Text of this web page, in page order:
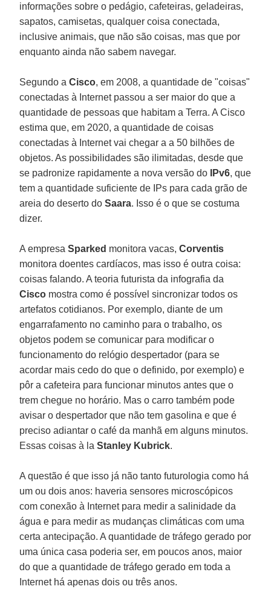
informações sobre o pedágio, cafeteiras, geladeiras,
sapatos, camisetas, qualquer coisa conectada,
inclusive animais, que não são coisas, mas que por
enquanto ainda não sabem navegar.
Segundo aCisco, em 2008, a quantidade de "coisas"
conectadas à Internet passou a ser maior do que a
quantidade de pessoas que habitam a Terra. A Cisco
estima que, em 2020, a quantidade de coisas
conectadas à Internet vai chegar a a 50 bilhões de
objetos. As possibilidades são ilimitadas, desde que
se padronize rapidamente a nova versão do
IPv6, que
tem a quantidade suficiente de IPs para cada grão de
areia do deserto doSaara. Isso é o que se costuma
dizer.
A empresaSparked monitora vacas,Corventis
monitora doentes cardíacos, mas isso é outra coisa:
coisas falando. A teoria futurista da infografia da
Cisco mostra como é possível sincronizar todos os
artefatos cotidianos. Por exemplo, diante de um
engarrafamento no caminho para o trabalho, os
objetos podem se comunicar para modificar o
funcionamento do relógio despertador (para se
acordar mais cedo do que o definido, por exemplo) e
pôr a cafeteira para funcionar minutos antes que o
trem chegue no horário. Mas o carro também pode
avisar o despertador que não tem gasolina e que é
preciso adiantar o café da manhã em alguns minutos.
Essas coisas à laStanley Kubrick.
A questão é que isso já não tanto futurologia como há
um ou dois anos: haveria sensores microscópicos
com conexão à Internet para medir a salinidade da
água e para medir as mudanças climáticas com uma
certa antecipação. A quantidade de tráfego gerado por
uma única casa poderia ser, em poucos anos, maior
do que a quantidade de tráfego gerado em toda a
Internet há apenas dois ou três anos.